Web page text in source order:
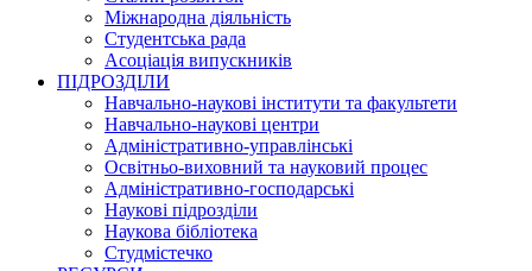
Міжнародна діяльність
Студентська рада
Асоціація випускників
ПІДРОЗДІЛИ
Навчально-наукові інститути та факультети
Навчально-наукові центри
Адміністративно-управлінські
Освітньо-виховний та науковий процес
Адміністративно-господарські
Наукові підрозділи
Наукова бібліотека
Студмістечко